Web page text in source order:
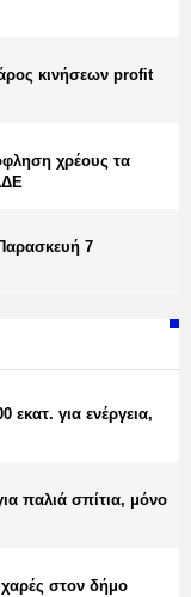
κινήσεων profit
χρέους τα
7
εκατ. για ενέργεια,
παλιά σπίτια, μόνο
χαρές στον δήμο